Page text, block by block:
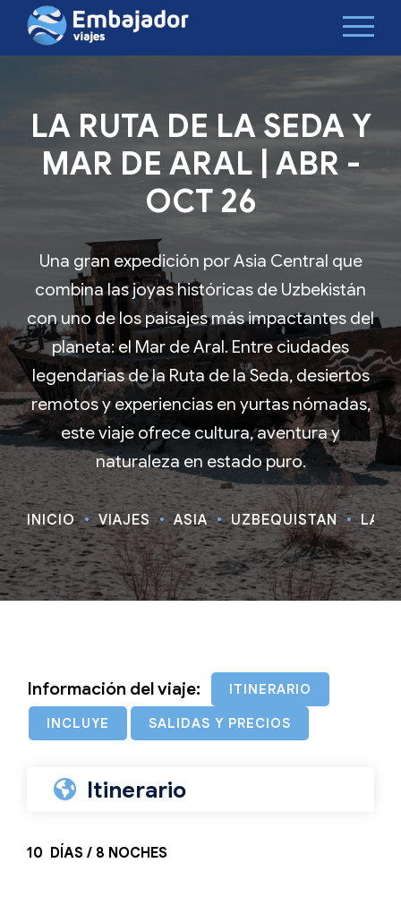
LA RUTA DE LA SEDA Y
MAR DE ARAL | ABR -
OCT 26
Una gran expedición por Asia Central que
combina las joyas históricas de Uzbekistán
con uno de los paisajes más impactantes del
planeta: el Mar de Aral. Entre ciudades
legendarias de la Ruta de la Seda, desiertos
remotos y experiencias en yurtas nómadas,
este viaje ofrece cultura, aventura y
naturaleza en estado puro.
INICIO VIAJES ASIA UZBEQUISTÁN LA
Información del viaje: ITINERARIO
INCLUYE SALIDAS Y PRECIOS
Itinerario
10 DÍAS / 8 NOCHES